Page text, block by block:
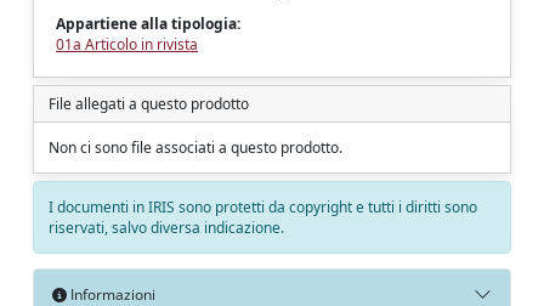
Appartiene alla tipologia:
01a Articolo in rivista
File allegati a questo prodotto
Non ci sono file associati a questo prodotto.
I documenti in IRIS sono protetti da copyright e tutti i diritti sono
riservati, salvo diversa indicazione.
Informazioni